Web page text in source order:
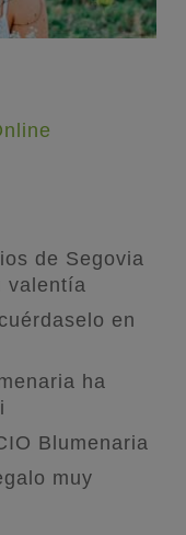
de Segovia
valentía
en
ha
Blumenaria
muy